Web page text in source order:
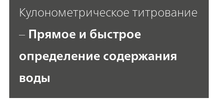
Кулонометрическое титрование
–Прямое и быстрое
определение содержания
воды